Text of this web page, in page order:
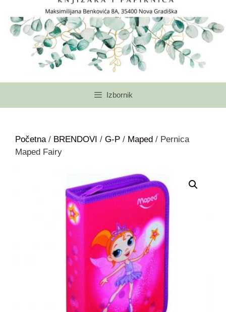
Izbornik
Početna/ BRENDOVI / G-P / Maped / Pernica
Maped Fairy